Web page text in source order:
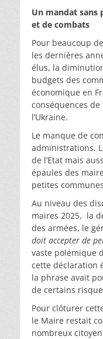
Un mandat sans
et de combats
Pour beaucoup
les dernières
élus, la
budgets des
économique en
conséquences de
l’Ukraine.
Le manque de
administrations.
de l’Etat mais
épaules des
petites
Au niveau des
maires 2025, la
des armées, le
doit accepter de
vaste polémique
cette déclaration
la phrase avait
de certains
Pour clôturer
le Maire restait
nombreux